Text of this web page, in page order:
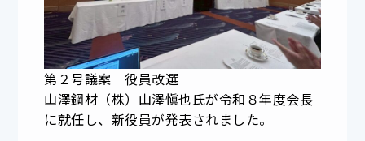
第２号議案 役員改選
山澤鋼材（株）山澤愼也氏が令和８年度会長
に就任し、新役員が発表されました。